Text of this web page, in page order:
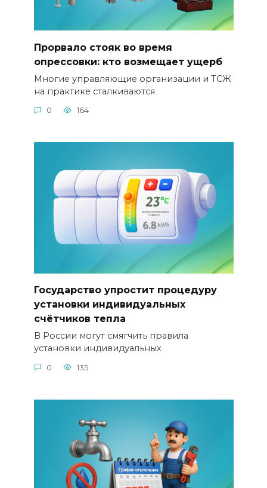
Прорвало стояк во время
опрессовки: кто возмещает ущерб
Многие управляющие организации и ТСЖ
на практике сталкиваются
0 164
Государство упростит процедуру
установки индивидуальных
счётчиков тепла
В России могут смягчить правила
установки индивидуальных
0 135